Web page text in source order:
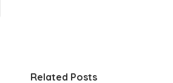
Related Posts